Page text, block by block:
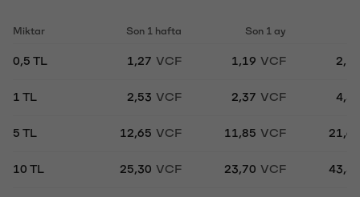
Miktar Son 1 hafta Son 1 ay
0,5 TL 1,27 VCF 1,19 VCF
1 TL 2,53 VCF 2,37 VCF
5 TL 12,65 VCF 11,85 VCF
10 TL 25,30 VCF 23,70 VCF